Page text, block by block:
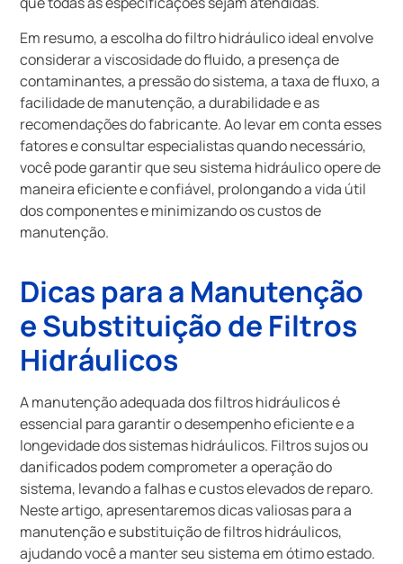
Em resumo, a escolha do filtro hidráulico ideal envolve
considerar a viscosidade do fluido, a presença de
contaminantes, a pressão do sistema, a taxa de fluxo, a
facilidade de manutenção, a durabilidade e as
recomendações do fabricante. Ao levar em conta esses
fatores e consultar especialistas quando necessário,
você pode garantir que seu sistema hidráulico opere de
maneira eficiente e confiável, prolongando a vida útil
dos componentes e minimizando os custos de
manutenção.
Dicas para a Manutenção
e Substituição de Filtros
Hidráulicos
A manutenção adequada dos filtros hidráulicos é
essencial para garantir o desempenho eficiente e a
longevidade dos sistemas hidráulicos. Filtros sujos ou
danificados podem comprometer a operação do
sistema, levando a falhas e custos elevados de reparo.
Neste artigo, apresentaremos dicas valiosas para a
manutenção e substituição de filtros hidráulicos,
ajudando você a manter seu sistema em ótimo estado.